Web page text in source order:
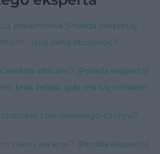
pokarmowa [Porada eksperta]
- jaką dietę stosować?
albicans? [Porada eksperta]
brak żelaza, gdy ma się celiakię?
Leśniewskiego-Crohna?
cukru we krwi? [Porada eksperta]